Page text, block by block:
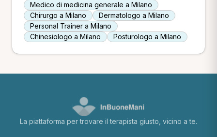
Medico di medicina generale a Milano
Chirurgo a Milano
Dermatologo a Milano
Personal Trainer a Milano
Chinesiologo a Milano
Posturologo a Milano
La piattaforma per trovare il terapista giusto, vicino a te.